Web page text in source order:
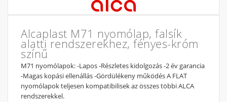
Alcaplast M71 nyomólap, falsík
alatti rendszerekhez, fényes-króm
színű
M71 nyomólapok: -Lapos -Részletes kidolgozás -2 év garancia
-Magas kopási ellenállás -Gördülékeny működés A FLAT
nyomólapok teljesen kompatibilisek az összes többi ALCA
rendszerekkel.